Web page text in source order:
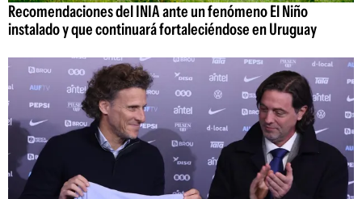
Recomendaciones del INIA ante un fenómeno El Niño
instalado y que continuará fortaleciéndose en Uruguay